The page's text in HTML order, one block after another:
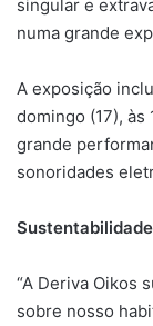
singular e
numa grande
A exposição
domingo (17),
grande
sonoridades
“A Deriva Oikos
sobre nosso